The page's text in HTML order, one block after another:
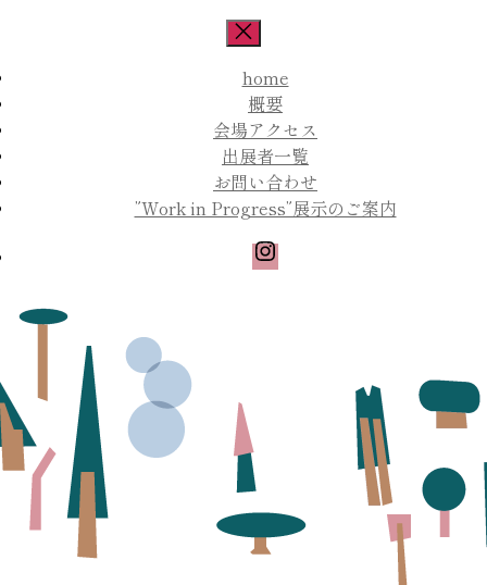
home
概要
会場アクセス
出展者一覧
お問い合わせ
”Work in Progress”展示のご案内
Instagram